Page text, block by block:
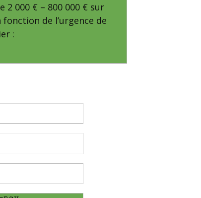
000 € – 800 000 € sur
de l’urgence de
: